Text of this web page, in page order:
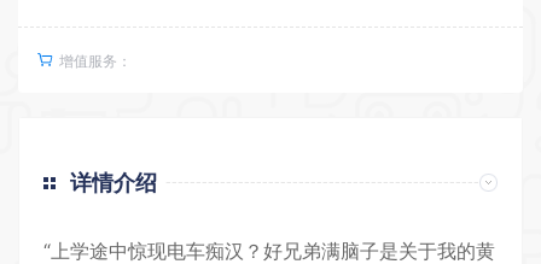
增值服务：
详情介绍
“上学途中惊现电车痴汉？好兄弟满脑子是关于我的黄